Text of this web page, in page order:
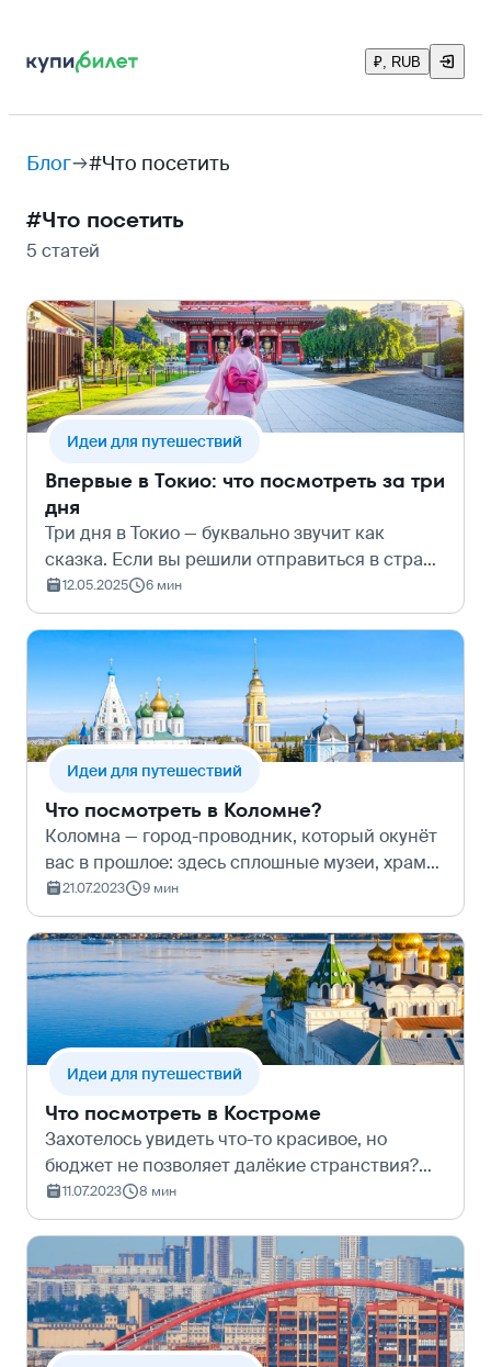
₽, RUB
Блог #Что посетить
#Что посетить
5 статей
Идеи для путешествий
Впервые в Токио: что посмотреть за три
дня
Три дня в Токио — буквально звучит как
сказка. Если вы решили отправиться в страну
восходящего солнца и пытаетесь составить
крутой маршрут по Японии , прочтите наш
небольшой гид по островной столице.…
12.05.2025 6 мин
Идеи для путешествий
Что посмотреть в Коломне?
Коломна — город-проводник, который окунёт
вас в прошлое: здесь сплошные музеи, храмы
и памятники истории. Давайте разбираться,
что посетить в Коломне и какие
достопримечательности стоит обязательно
вк…
21.07.2023 9 мин
Идеи для путешествий
Что посмотреть в Костроме
Захотелось увидеть что-то красивое, но
бюджет не позволяет далёкие странствия?
Отправляйтесь в Кострому: пить медовуху,
фотографироваться с Иваном Сусаниным и
восхищаться древней архитектурой.
Разбира…
11.07.2023 8 мин